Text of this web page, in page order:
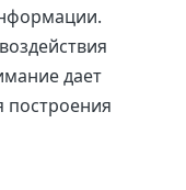
дает
построения